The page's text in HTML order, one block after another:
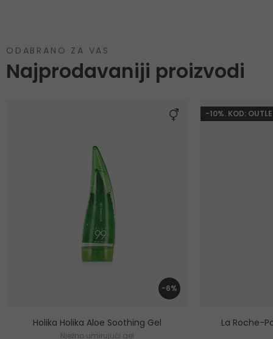
ODABRANO ZA VAS
Najprodavaniji proizvodi
-6%
Holika Holika Aloe Soothing Gel
Nježno umirujući gel
-10%. KOD:
La Roche-